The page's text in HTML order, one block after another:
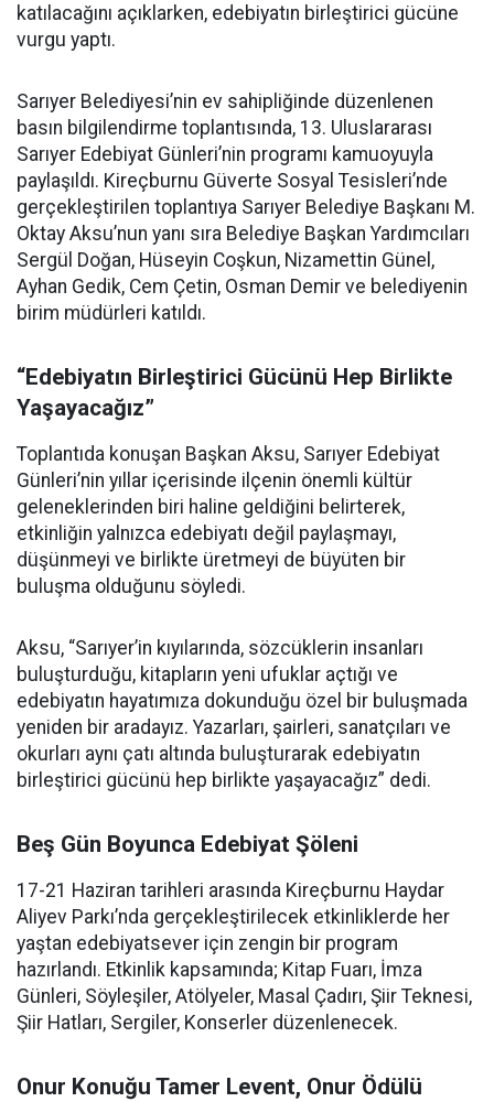
katılacağını açıklarken, edebiyatın birleştirici gücüne
vurgu yaptı.
Sarıyer Belediyesi’nin ev sahipliğinde düzenlenen
basın bilgilendirme toplantısında, 13. Uluslararası
Sarıyer Edebiyat Günleri’nin programı kamuoyuyla
paylaşıldı. Kireçburnu Güverte Sosyal Tesisleri’nde
gerçekleştirilen toplantıya Sarıyer Belediye Başkanı M.
Oktay Aksu’nun yanı sıra Belediye Başkan Yardımcıları
Sergül Doğan, Hüseyin Coşkun, Nizamettin Günel,
Ayhan Gedik, Cem Çetin, Osman Demir ve belediyenin
birim müdürleri katıldı.
“Edebiyatın Birleştirici Gücünü Hep Birlikte
Yaşayacağız”
Toplantıda konuşan Başkan Aksu, Sarıyer Edebiyat
Günleri’nin yıllar içerisinde ilçenin önemli kültür
geleneklerinden biri haline geldiğini belirterek,
etkinliğin yalnızca edebiyatı değil paylaşmayı,
düşünmeyi ve birlikte üretmeyi de büyüten bir
buluşma olduğunu söyledi.
Aksu, “Sarıyer’in kıyılarında, sözcüklerin insanları
buluşturduğu, kitapların yeni ufuklar açtığı ve
edebiyatın hayatımıza dokunduğu özel bir buluşmada
yeniden bir aradayız. Yazarları, şairleri, sanatçıları ve
okurları aynı çatı altında buluşturarak edebiyatın
birleştirici gücünü hep birlikte yaşayacağız” dedi.
Beş Gün Boyunca Edebiyat Şöleni
17-21 Haziran tarihleri arasında Kireçburnu Haydar
Aliyev Parkı’nda gerçekleştirilecek etkinliklerde her
yaştan edebiyatsever için zengin bir program
hazırlandı. Etkinlik kapsamında; Kitap Fuarı, İmza
Günleri, Söyleşiler, Atölyeler, Masal Çadırı, Şiir Teknesi,
Şiir Hatları, Sergiler, Konserler düzenlenecek.
Onur Konuğu Tamer Levent, Onur Ödülü